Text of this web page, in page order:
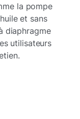
la pompe
et sans
diaphragme
utilisateurs